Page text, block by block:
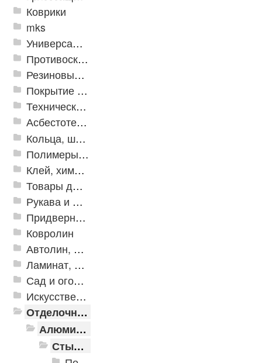
Коврики
mks
Универсальные модульные покрытия
Противоскользящая защита для лестниц, профили, ленты
Резиновые и ПВХ дорожки
Покрытие из резиновой крошки
Техническая резина
Асбестотехнические и теплоизоляционные материалы
Кольца, шайбы, манжеты
Полимеры и пластики
Клей, химия, сопутствующие товары
Товары для дома
Рукава и шланги промышленные
Придверные решетки
Ковролин
Автолин, Транслин, Линолеум
Ламинат, Кварцвиниловая плитка SPC
Сад и огород
Искусственная трава
Отделочные профили
Алюминиевые пороги
Стыкоперекрывающие алюминиевые пороги